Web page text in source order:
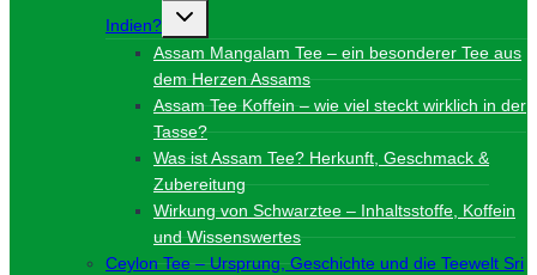
Indien?
Untermenü
Assam Mangalam Tee – ein besonderer Tee aus
dem Herzen Assams
Assam Tee Koffein – wie viel steckt wirklich in der
Tasse?
Was ist Assam Tee? Herkunft, Geschmack &
Zubereitung
Wirkung von Schwarztee – Inhaltsstoffe, Koffein
und Wissenswertes
Ceylon Tee – Ursprung, Geschichte und die Teewelt Sri